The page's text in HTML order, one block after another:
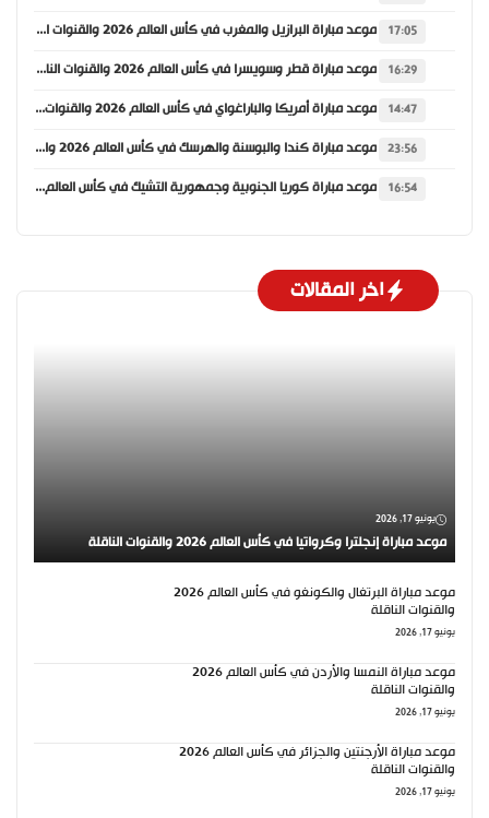
17:05 موعد مباراة البرازيل والمغرب في كأس العالم 2026 والقنوات الناقلة
16:29 موعد مباراة قطر وسويسرا في كأس العالم 2026 والقنوات الناقلة
14:47 موعد مباراة أمريكا والباراغواي في كأس العالم 2026 والقنوات الناقلة
23:56 موعد مباراة كندا والبوسنة والهرسك في كأس العالم 2026 والقنوات الناقلة
16:54 موعد مباراة كوريا الجنوبية وجمهورية التشيك في كأس العالم 2026 والقنوات الناقلة
اخر المقالات
يونيو 17, 2026
موعد مباراة إنجلترا وكرواتيا في كأس العالم 2026 والقنوات الناقلة
موعد مباراة البرتغال والكونغو في كأس العالم 2026
والقنوات الناقلة
يونيو 17, 2026
موعد مباراة النمسا والأردن في كأس العالم 2026
والقنوات الناقلة
يونيو 17, 2026
موعد مباراة الأرجنتين والجزائر في كأس العالم 2026
والقنوات الناقلة
يونيو 17, 2026